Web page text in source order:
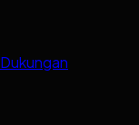
Dukungan